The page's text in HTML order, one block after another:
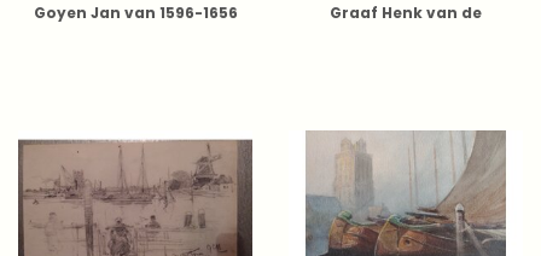
Goyen Jan van 1596-1656 Graaf Henk van de